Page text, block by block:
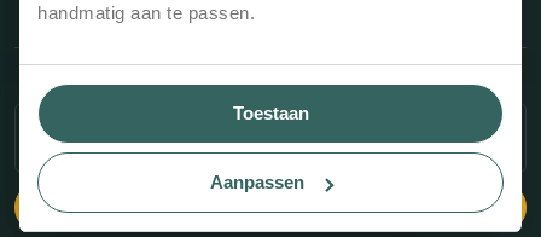
handmatig aan te passen.
Toestaan
Aanpassen
Beste prijsgarantie, dus altijd de laagste
Geen extra reserveringskosten
Altijd de beste persoonlijke service
SELECTEER PERIODE
BEKIJK BESCHIKBAARHEID
Copyright © 2026 Kloeg Collection
Algemene voorwaarden
Website: Recranet